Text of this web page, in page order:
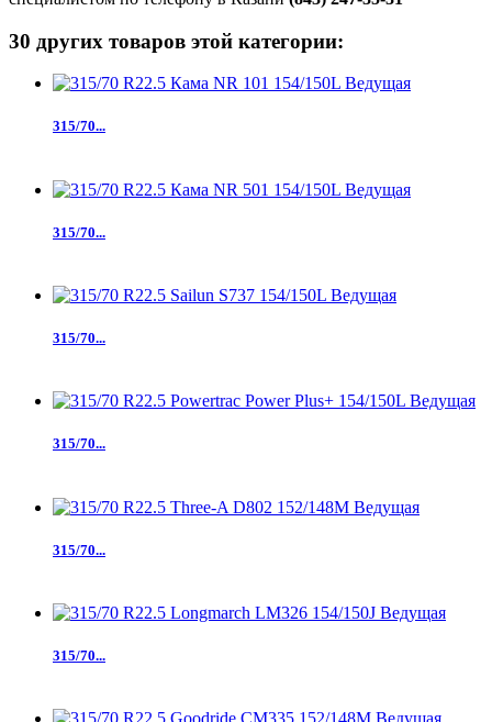
30 других товаров этой категории:
315/70...
315/70...
315/70...
315/70...
315/70...
315/70...